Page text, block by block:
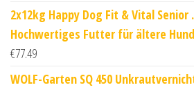
2x12kg Happy Dog Fit & Vital Senior .
Hochwertiges Futter für ältere
€77.49
WOLF-Garten SQ 450